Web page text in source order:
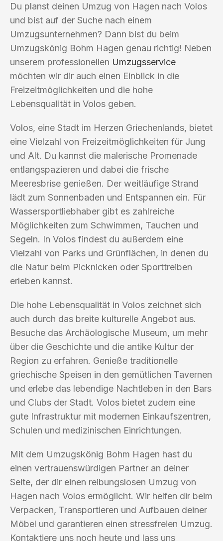
Du planst deinen Umzug von Hagen nach Volos
und bist auf der Suche nach einem
Umzugsunternehmen? Dann bist du beim
Umzugskönig Bohm Hagen genau richtig! Neben
unserem professionellen Umzugsservice
möchten wir dir auch einen Einblick in die
Freizeitmöglichkeiten und die hohe
Lebensqualität in Volos geben.
Volos, eine Stadt im Herzen Griechenlands, bietet
eine Vielzahl von Freizeitmöglichkeiten für Jung
und Alt. Du kannst die malerische Promenade
entlangspazieren und dabei die frische
Meeresbrise genießen. Der weitläufige Strand
lädt zum Sonnenbaden und Entspannen ein. Für
Wassersportliebhaber gibt es zahlreiche
Möglichkeiten zum Schwimmen, Tauchen und
Segeln. In Volos findest du außerdem eine
Vielzahl von Parks und Grünflächen, in denen du
die Natur beim Picknicken oder Sporttreiben
erleben kannst.
Die hohe Lebensqualität in Volos zeichnet sich
auch durch das breite kulturelle Angebot aus.
Besuche das Archäologische Museum, um mehr
über die Geschichte und die antike Kultur der
Region zu erfahren. Genieße traditionelle
griechische Speisen in den gemütlichen Tavernen
und erlebe das lebendige Nachtleben in den Bars
und Clubs der Stadt. Volos bietet zudem eine
gute Infrastruktur mit modernen Einkaufszentren,
Schulen und medizinischen Einrichtungen.
Mit dem Umzugskönig Bohm Hagen hast du
einen vertrauenswürdigen Partner an deiner
Seite, der dir einen reibungslosen Umzug von
Hagen nach Volos ermöglicht. Wir helfen dir beim
Verpacken, Transportieren und Aufbauen deiner
Möbel und garantieren einen stressfreien Umzug.
Kontaktiere uns noch heute und lass uns